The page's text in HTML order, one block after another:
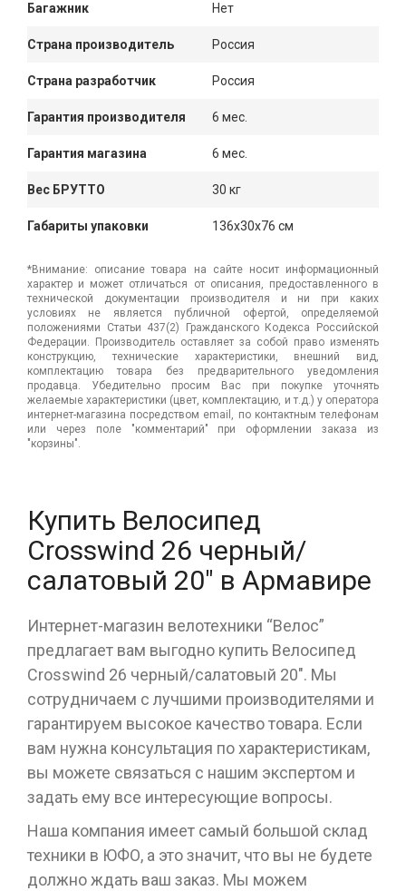
Багажник Нет
Страна производитель Россия
Страна разработчик Россия
Гарантия производителя 6 мес.
Гарантия магазина 6 мес.
Вес БРУТТО 30 кг
Габариты упаковки 136x30x76 см
*Внимание: описание товара на сайте носит информационный
характер и может отличаться от описания, предоставленного в
технической документации производителя и ни при каких
условиях не является публичной офертой, определяемой
положениями Статьи 437(2) Гражданского Кодекса Российской
Федерации. Производитель оставляет за собой право изменять
конструкцию, технические характеристики, внешний вид,
комплектацию товара без предварительного уведомления
продавца. Убедительно просим Вас при покупке уточнять
желаемые характеристики (цвет, комплектацию, и т.д.) у оператора
интернет-магазина посредством email, по контактным телефонам
или через поле "комментарий" при оформлении заказа из
"корзины".
Купить Велосипед
Crosswind 26 черный/
салатовый 20" в Армавире
Интернет-магазин велотехники “Велос”
предлагает вам выгодно купить Велосипед
Crosswind 26 черный/салатовый 20". Мы
сотрудничаем с лучшими производителями и
гарантируем высокое качество товара. Если
вам нужна консультация по характеристикам,
вы можете связаться с нашим экспертом и
задать ему все интересующие вопросы.
Наша компания имеет самый большой склад
техники в ЮФО, а это значит, что вы не будете
должно ждать ваш заказ. Мы можем